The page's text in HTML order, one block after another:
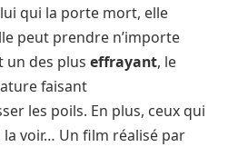
qui la porte mort, elle
peut prendre n’importe
un des plus effrayant, le
faisant
les poils. En plus, ceux qui
voir… Un film réalisé par